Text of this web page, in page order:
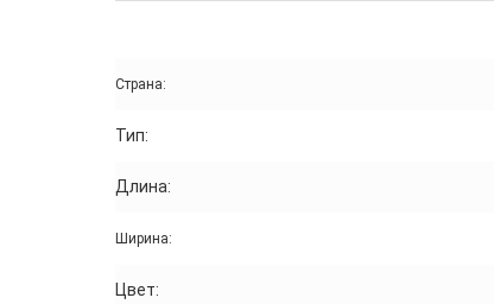
Страна:
Тип:
Длина:
Ширина:
Цвет: